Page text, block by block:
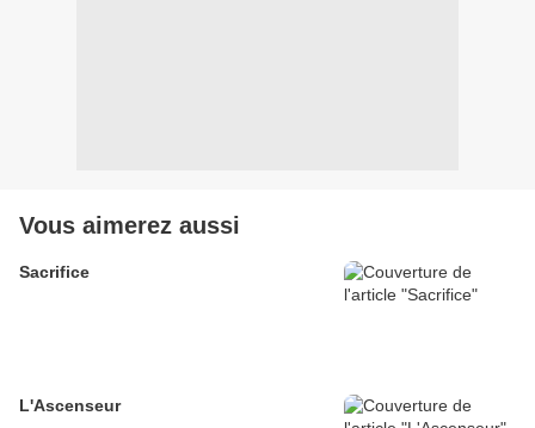
Vous aimerez aussi
Sacrifice
L'Ascenseur